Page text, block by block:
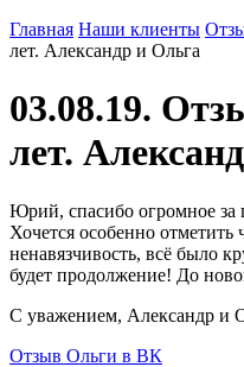
Главная Наши клиенты
лет. Александр и Ольга
03.08.19.
лет.
Юрий, спасибо огромное за
Хочется особенно отметить
ненавязчивость, всё было
будет продолжение! До
С уважением, Александр и
Отзыв Ольги в ВК